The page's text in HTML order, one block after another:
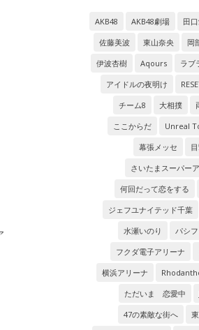
AKB48 AKB48劇場 田
佐藤美波
東山奈央 岡
伊波杏樹
Aqours
ラブ
アイドルの夜明け
チーム8
大相撲
ここからだ
Unreal
幕張メッセ
さいたまスーパー
何回だって恋をする
ジェフユナイテッド千葉
水瀬いのり
パシ
フクダ電子アリーナ
横浜アリーナ
ただいま 恋愛中
47の素敵な街へ